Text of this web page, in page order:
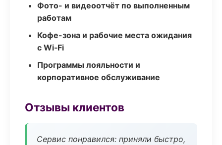
Фото- и видеоотчёт по выполненным
работам
Кофе-зона и рабочие места ожидания
с Wi‑Fi
Программы лояльности и
корпоративное обслуживание
Отзывы клиентов
Сервис понравился: приняли быстро,